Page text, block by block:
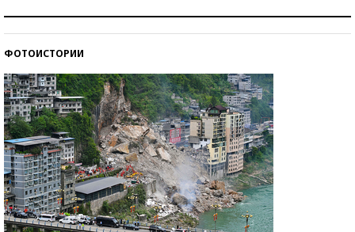
ФОТОИСТОРИИ